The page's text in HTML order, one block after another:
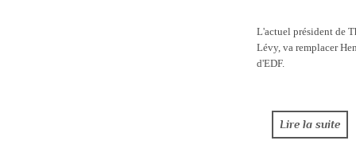
L'actuel président de
Lévy, va remplacer
d'EDF.
Lire la suite